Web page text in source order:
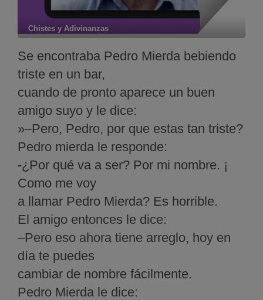
Chistes y Adivinanzas
Se encontraba Pedro Mierda bebiendo
triste en un bar,
cuando de pronto aparece un buen
amigo suyo y le dice:
»–Pero, Pedro, por que estas tan triste?
Pedro mierda le responde:
-¿Por qué va a ser? Por mi nombre. ¡
Como me voy
a llamar Pedro Mierda? Es horrible.
El amigo entonces le dice:
–Pero eso ahora tiene arreglo, hoy en
día te puedes
cambiar de nombre fácilmente.
Pedro Mierda le dice: